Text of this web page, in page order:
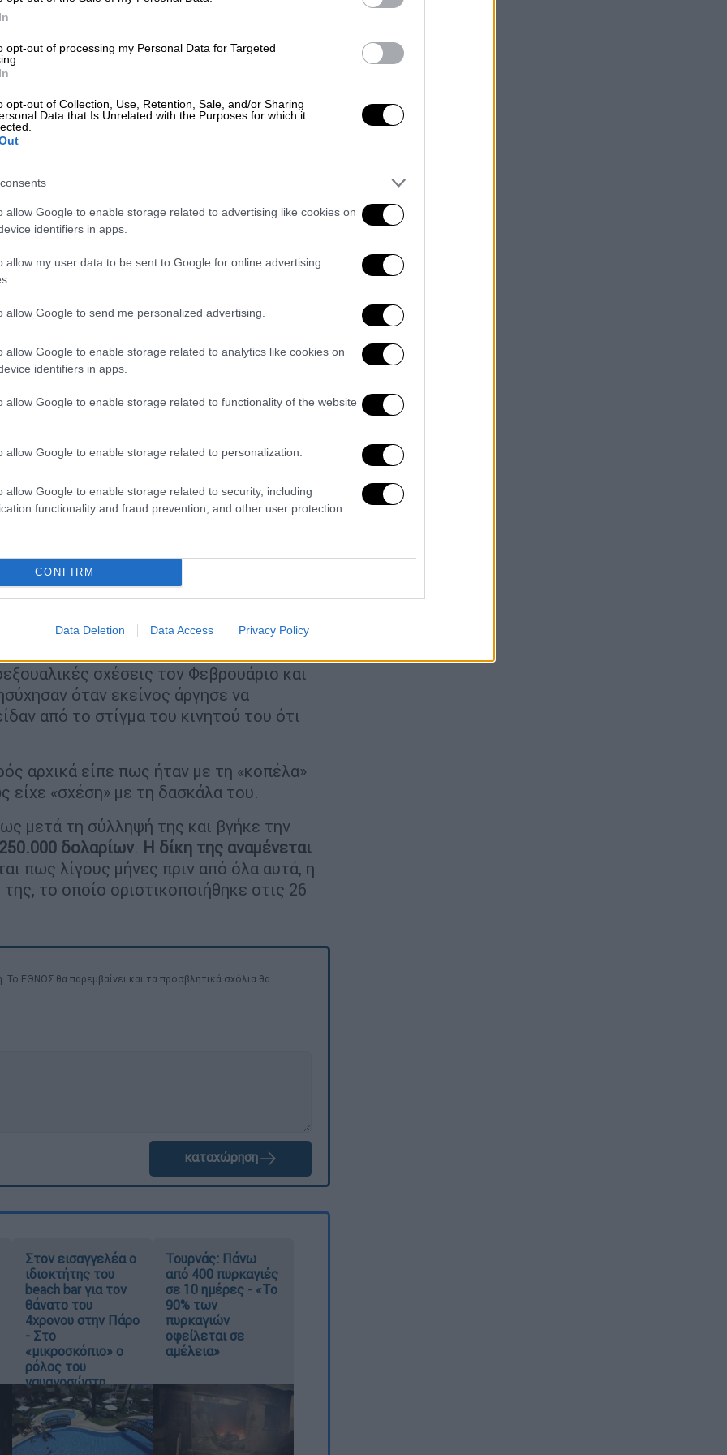
opt-out of processing my Personal Data for Targeted
opt-out of Collection, Use, Retention, Sale, and/or Sharing
Data that Is Unrelated with the Purposes for which it
allow Google to enable storage related to advertising like cookies on
identifiers in apps.
allow my user data to be sent to Google for online advertising
allow Google to send me personalized advertising.
allow Google to enable storage related to analytics like cookies on
identifiers in apps.
allow Google to enable storage related to functionality of the website
allow Google to enable storage related to personalization.
allow Google to enable storage related to security, including
functionality and fraud prevention, and other user protection.
CONFIRM
Data Deletion Data Access Privacy Policy
προσηλωμένη στην παροχή
περιβάλλοντος για όλους τους
video
. Σύμφωνα με έγγραφα που είδαν το φως
The Post, η καθηγήτρια κατηγορείται
δραστηριότητας με ανήλικο
σε θέση εξουσίας. Ηαστυνομία την
του αγοριού είχαν ειδοποιήσει το
σχέση.
μιλούσαν στο Instagram εκτός σχολείου
συνεχίστηκαν και
σχέσεις τον Φεβρουάριο και
όταν εκείνος άργησε να
από το στίγμα του κινητού του ότι
αρχικά είπε πως ήταν με τη «κοπέλα»
«σχέση» με τη δασκάλα του.
μετά τη σύλληψή της και βγήκε την
δολαρίων. Η δίκη της αναμένεται
πως λίγους μήνες πριν από όλα αυτά, η
το οποίο οριστικοποιήθηκε στις 26
ΕΘΝΟΣ θα παρεμβαίνει και τα προσβλητικά σχόλια θα
καταχώρηση
Στον εισαγγελέα ο
ιδιοκτήτης του
beach bar για τον
θάνατο του
4χρονου στην Πάρο
- Στο
«μικροσκόπιο» ο
ρόλος του
ναυαγοσώστη
Τουρνάς: Πάνω
από 400 πυρκαγιές
σε 10 ημέρες - «Το
90% των
πυρκαγιών
οφείλεται σε
αμέλεια»